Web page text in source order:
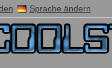
Sprache ändern